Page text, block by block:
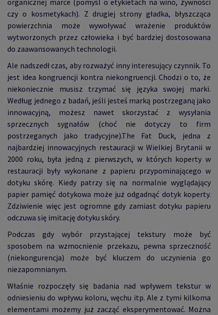
organicznej marce (pomyśl o etykietach na wino, żywności
czy o kosmetykach). Z drugiej strony gładka, błyszcząca
powierzchnia może wywoływać wrażenie produktów
wytworzonych przez człowieka i być bardziej dostosowana
do zaawansowanych technologii.
Ale nadszedł czas, aby rozważyć inny interesujący czynnik. To
jest idea kongruencji kontra niekongruencji. Chodzi o to, że
niekoniecznie musisz trzymać się języka swojej marki.
Według jednego z badań, jeśli jesteś marką postrzeganą jako
innowacyjną, możesz nawet skorzystać z wysyłania
sprzecznych sygnałów (choć nie dotyczy to firm
postrzeganych jako tradycyjne).The Fat Duck, jedna z
najbardziej innowacyjnych restauracji w Wielkiej Brytanii w
2000 roku, była jedną z pierwszych, w których koperty w
restauracji były wykonane z papieru przypominającego w
dotyku skórę. Kiedy patrzy się na normalnie wyglądający
papier pamięć dotykowa może już odgadnąć dotyk koperty.
Zdziwienie więc jest ogromne gdy zamiast dotyku papieru
odczuwa się imitację dotyku skóry.
Podczas gdy wybór przystającej tekstury może być
sposobem na wzmocnienie przekazu, pewna sprzeczność
(niekongurencja) może być kluczem do uczynienia go
niezapomnianym.
Właśnie rozpoczęły się badania nad wpływem tekstur w
odniesieniu do wpływu koloru, węchu itp. Ale z tymi kilkoma
elementami możemy już zacząć eksperymentować. Można